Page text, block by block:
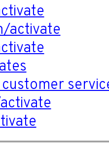
activate